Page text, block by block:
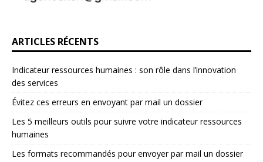
ARTICLES RÉCENTS
Indicateur ressources humaines : son rôle dans l’innovation
des services
Évitez ces erreurs en envoyant par mail un dossier
Les 5 meilleurs outils pour suivre votre indicateur ressources
humaines
Les formats recommandés pour envoyer par mail un dossier